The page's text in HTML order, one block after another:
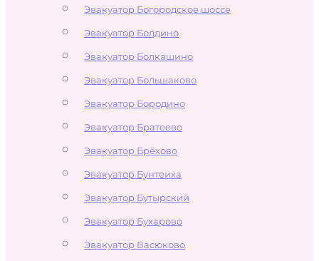
Эвакуатор Богородское шоссе
Эвакуатор Болдино
Эвакуатор Болкашино
Эвакуатор Большаково
Эвакуатор Бородино
Эвакуатор Братеево
Эвакуатор Брёхово
Эвакуатор Бунтеиха
Эвакуатор Бутырский
Эвакуатор Бухарово
Эвакуатор Васюково